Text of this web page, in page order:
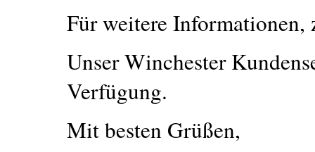
Für weitere Informationen,
Unser Winchester
Verfügung.
Mit besten Grüßen,